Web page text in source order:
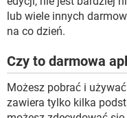
lub wiele innych
na co dzień.
Czy to darmowa
Możesz pobrać i
zawiera tylko kilka